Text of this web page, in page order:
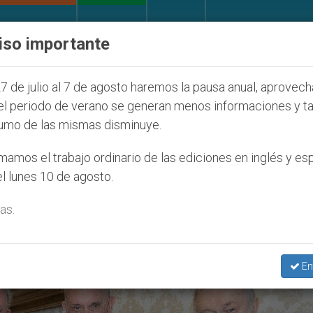
2027
Neocatecumenal’
importante
de julio al 7 de agosto haremos la pausa anual,
periodo de verano se generan menos informaciones y
de las mismas disminuye.
el trabajo ordinario de las ediciones en inglés y
lunes 10 de agosto.